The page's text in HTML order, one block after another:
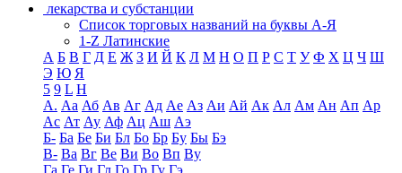
лекарства и субстанции
Список торговых названий на буквы А-Я
1-Z Латинские
А Б В Г Д Е Ж З И Й К Л М Н О П Р С Т У Ф Х Ц Ч Ш
Э Ю Я
5 9 L H
А. Аа Аб Ав Аг Ад Ае Аз Аи Ай Ак Ал Ам Ан Ап Ар
Ас Ат Ау Аф Ац Аш Аэ
Б- Ба Бе Би Бл Бо Бр Бу Бы Бэ
В- Ва Вг Ве Ви Во Вп Ву
Га Ге Ги Гл Го Гр Гу Гэ